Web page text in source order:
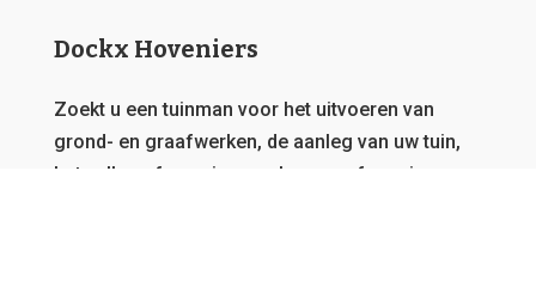
Dockx Hoveniers
Zoekt u een tuinman voor het uitvoeren van
grond- en graafwerken, de aanleg van uw tuin,
het vellen of snoeien van bomen of overig